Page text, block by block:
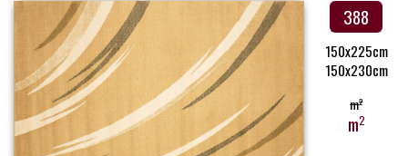
388
150x225cm
150x230cm
m2
m2